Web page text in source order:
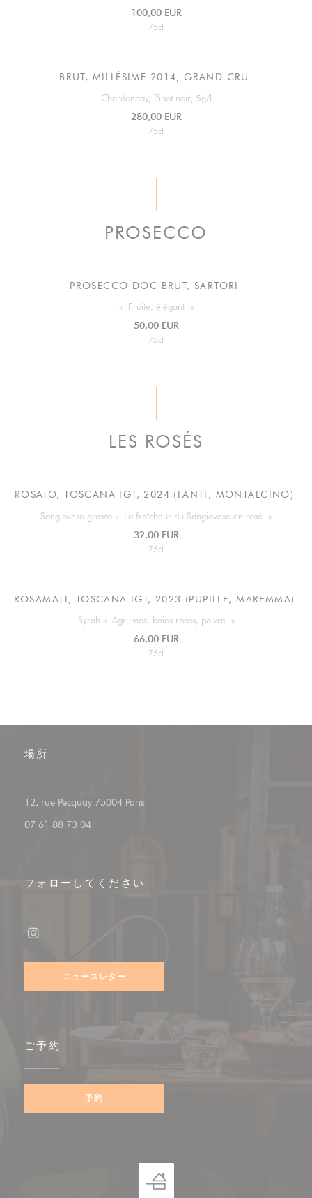
100,00 EUR
75cl
BRUT, MILLÉSIME 2014, GRAND CRU
Chardonnay, Pinot noir, 5g/l
280,00 EUR
75cl
PROSECCO
PROSECCO DOC BRUT, SARTORI
« Fruité, élégant »
50,00 EUR
75cl
LES ROSÉS
ROSATO, TOSCANA IGT, 2024 (FANTI, MONTALCINO)
Sangiovese grosso « La fraîcheur du Sangiovese en rosé »
32,00 EUR
75cl
ROSAMATI, TOSCANA IGT, 2023 (PUPILLE, MAREMMA)
Syrah « Agrumes, baies roses, poivre »
66,00 EUR
75cl
場所
12, rue Pecquay 75004 Paris
07 61 88 73 04
フォローしてください
ニュースレター
ご予約
予約